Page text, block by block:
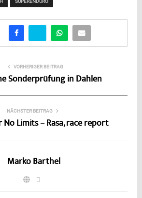
SUPERENDURO
VORHERIGER BEITRAG
Sonderprüfung in Dahlen
NÄCHSTER BEITRAG
No Limits – Rasa, race report
Marko Barthel